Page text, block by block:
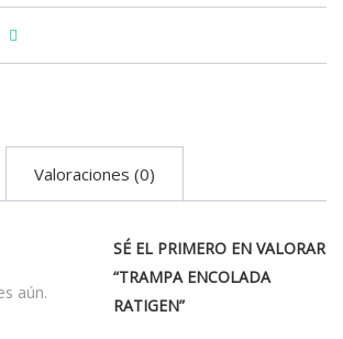
Valoraciones (0)
aún.
SÉ EL PRIMERO EN VALORAR
“TRAMPA ENCOLADA
RATIGEN”